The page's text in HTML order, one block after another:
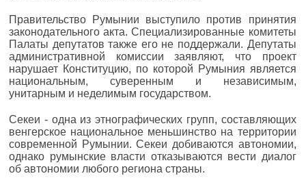
Правительство Румынии выступило против принятия
законодательного акта. Специализированные комитеты
Палаты депутатов также его не поддержали. Депутаты
административной комиссии заявляют, что проект
нарушает Конституцию, по которой Румыния является
национальным, суверенным и независимым,
унитарным и неделимым государством.
Секеи - одна из этнографических групп, составляющих
венгерское национальное меньшинство на территории
современной Румынии. Секеи добиваются автономии,
однако румынские власти отказываются вести диалог
об автономии любого региона страны.